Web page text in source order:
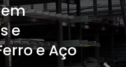
e
e Aço